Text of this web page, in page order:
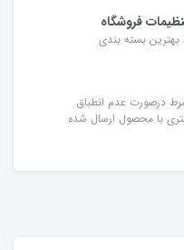
فروشگاه
بهترین بسته بندی
درصورت عدم انطباق
با محصول ارسال شده